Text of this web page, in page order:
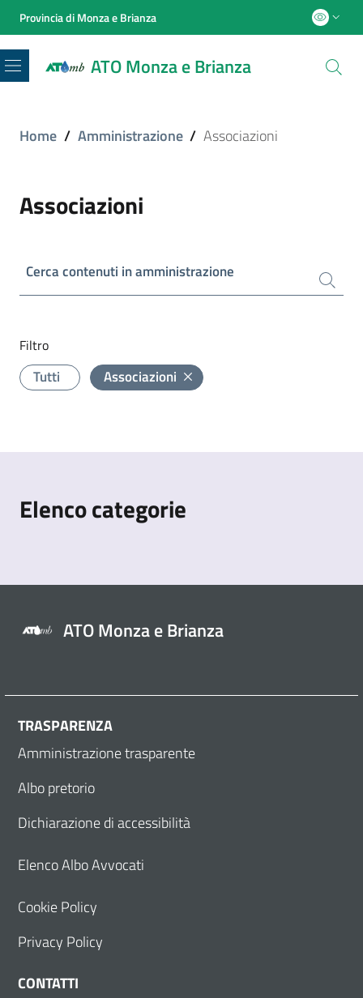
Provincia di Monza e Brianza
ATO Monza e Brianza
Menu
Home / Amministrazione / Associazioni
Associazioni
Cerca contenuti in amministrazione
Filtro
Tutti Associazioni
Elenco categorie
ATO Monza e Brianza
TRASPARENZA
Amministrazione trasparente
Albo pretorio
Dichiarazione di accessibilità
Elenco Albo Avvocati
Cookie Policy
Privacy Policy
CONTATTI